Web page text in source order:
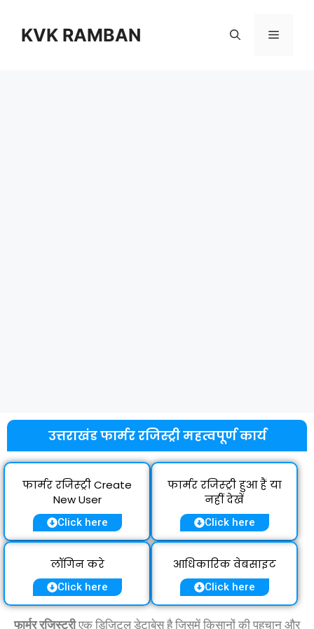
KVK RAMBAN
उत्तराखंड फार्मर रजिस्ट्री महत्वपूर्ण कार्य
फार्मर रजिस्ट्री Create
New User
Click here
फार्मर रजिस्ट्री हुआ हैं या
नहीं देखें
Click here
लॉगिन करे
Click here
आधिकारिक वेबसाइट
Click here
फार्मर रजिस्ट्रीएक डिजिटल डेटाबेस है जिसमें किसानों की पहचान और